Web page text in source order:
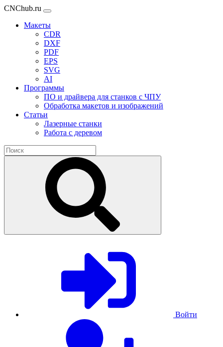
CNChub.ru
Макеты
CDR
DXF
PDF
EPS
SVG
AI
Программы
ПО и драйвера для станков с ЧПУ
Обработка макетов и изображений
Статьи
Лазерные станки
Работа с деревом
Войти